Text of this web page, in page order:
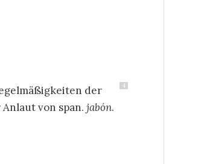
4
der
von span. jabón.